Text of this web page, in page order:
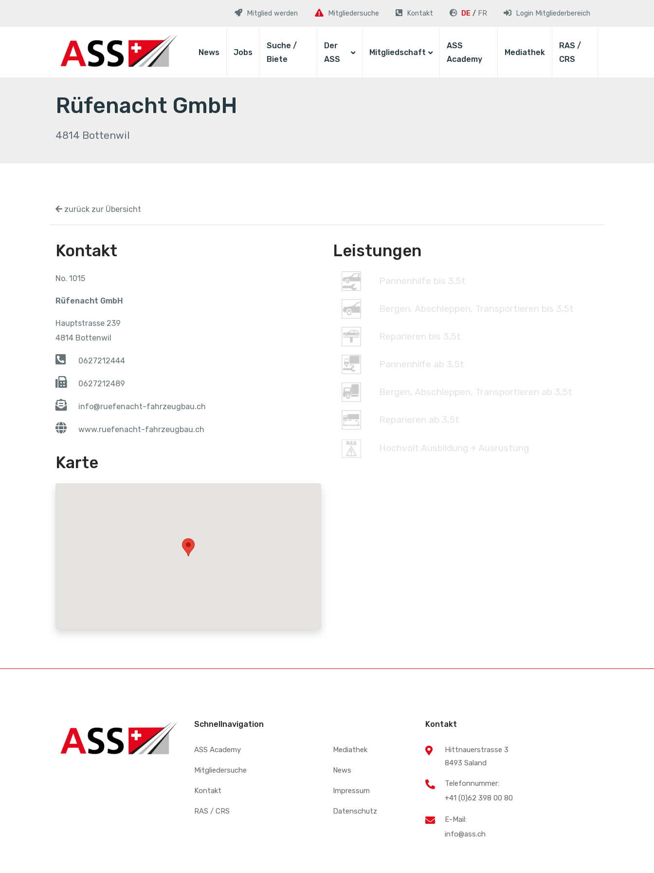
Mitglied werden Mitgliedersuche Kontakt DE FR Login Mitgliederbereich
News Jobs
Suche /
Biete
Der
ASS
Mitgliedschaft
ASS
Academy
Mediathek
RAS /
CRS
Rüfenacht GmbH
4814 Bottenwil
zurück zur Übersicht
Kontakt
No. 1015
Rüfenacht GmbH
Hauptstrasse 239
4814 Bottenwil
0627212444
0627212489
info@ruefenacht-fahrzeugbau.ch
www.ruefenacht-fahrzeugbau.ch
Karte
Leistungen
Pannenhilfe bis 3,5t
Bergen, Abschleppen, Transportieren bis 3,5t
Reparieren bis 3,5t
Pannenhilfe ab 3,5t
Bergen, Abschleppen, Transportieren ab 3,5t
Reparieren ab 3,5t
Hochvolt Ausbildung + Ausrüstung
Schnellnavigation
ASS Academy
Mitgliedersuche
Kontakt
RAS / CRS
Mediathek
News
Impressum
Datenschutz
Kontakt
Hittnauerstrasse 3
8493 Saland
Telefonnummer:
+41 (0)62 398 00 80
E-Mail:
info@ass.ch